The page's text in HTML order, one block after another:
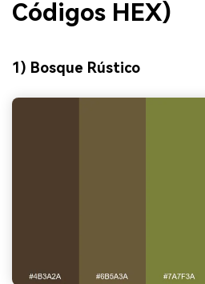
Códigos HEX)
1) Bosque Rústico